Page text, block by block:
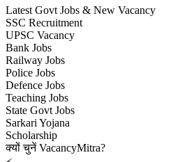
Latest Govt Jobs & New Vacancy
SSC Recruitment
UPSC Vacancy
Bank Jobs
Railway Jobs
Police Jobs
Defence Jobs
Teaching Jobs
State Govt Jobs
Sarkari Yojana
Scholarship
क्यों चुनें VacancyMitra?